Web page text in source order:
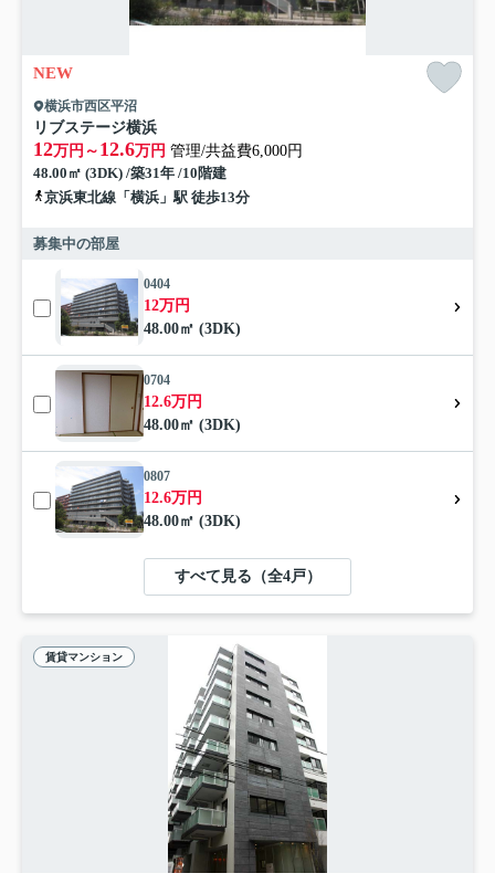
NEW
横浜市西区平沼
リブステージ横浜
12万円～ 12.6万円 管理/共益費6,000円
48.00㎡ (3DK) /築31年 /10階建
京浜東北線「横浜」駅 徒歩13分
募集中の部屋
0404
12万円
48.00㎡ (3DK)
0704
12.6万円
48.00㎡ (3DK)
0807
12.6万円
48.00㎡ (3DK)
すべて見る（全4戸）
賃貸マンション